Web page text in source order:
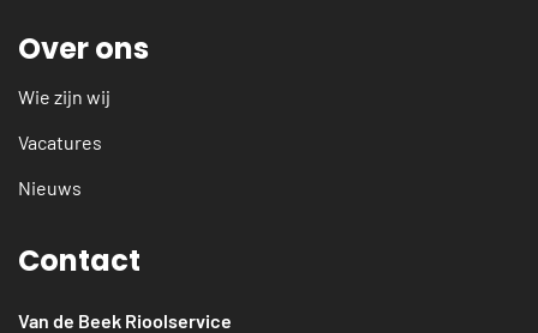
Over ons
Wie zijn wij
Vacatures
Nieuws
Contact
Van de Beek Rioolservice